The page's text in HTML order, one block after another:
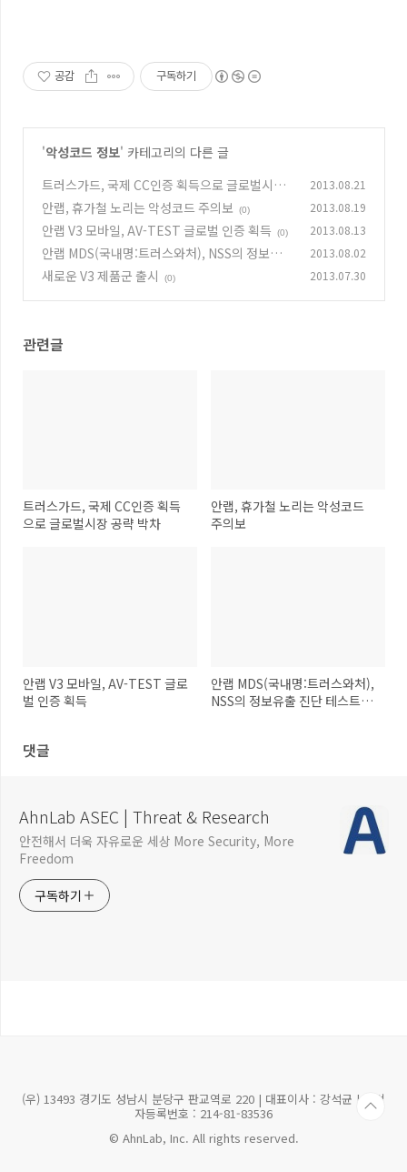
공감 구독하기
'악성코드 정보' 카테고리의 다른 글
트러스가드, 국제 CC인증 획득으로 글로벌시장
공략 박차
(0)
2013.08.21
안랩, 휴가철 노리는 악성코드 주의보 (0) 2013.08.19
안랩 V3 모바일, AV-TEST 글로벌 인증 획득 (0) 2013.08.13
안랩 MDS(국내명:트러스와처), NSS의 정보유출
진단 테스트에서 높은 점수 획득
2013.08.02
새로운 V3 제품군 출시 (0) 2013.07.30
관련글
트러스가드, 국제 CC인증 획득
으로 글로벌시장 공략 박차
안랩, 휴가철 노리는 악성코드
주의보
안랩 V3 모바일, AV-TEST 글로
벌 인증 획득
안랩 MDS(국내명:트러스와처),
NSS의 정보유출 진단 테스트에
댓글
AhnLab ASEC | Threat & Research
안전해서 더욱 자유로운 세상 More Security, More
Freedom
구독하기
(우) 13493 경기도 성남시 분당구 판교역로 220 | 대표이사 : 강석균 | 사업
자등록번호 : 214-81-83536
© AhnLab, Inc. All rights reserved.